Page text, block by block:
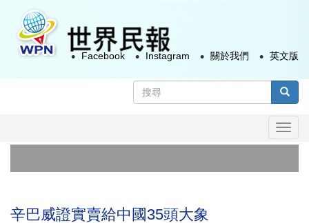
容
搜
尋
Facebook Instagram 關於我們 英文版
辛巴威證實賣給中國35頭大象